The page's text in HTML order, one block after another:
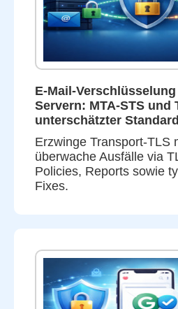
E-Mail-
Servern: MTA-STS und
unterschätzter Standard
Erzwinge Transport-TLS
überwache Ausfälle via
Policies, Reports sowie
Fixes.